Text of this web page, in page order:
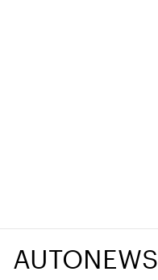
AUTONEWS